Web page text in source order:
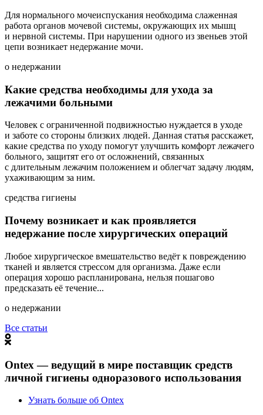
Для нормального мочеиспускания необходима слаженная
работа органов мочевой системы, окружающих их мышц
и нервной системы. При нарушении одного из звеньев этой
цепи возникает недержание мочи.
о недержании
Какие средства необходимы для ухода за
лежачими больными
Человек с ограниченной подвижностью нуждается в уходе
и заботе со стороны близких людей. Данная статья расскажет,
какие средства по уходу помогут улучшить комфорт лежачего
больного, защитят его от осложнений, связанных
с длительным лежачим положением и облегчат задачу людям,
ухаживающим за ним.
cредства гигиены
Почему возникает и как проявляется
недержание после хирургических операций
Любое хирургическое вмешательство ведёт к повреждению
тканей и является стрессом для организма. Даже если
операция хорошо распланирована, нельзя пошагово
предсказать её течение...
о недержании
Все статьи
Ontex — ведущий в мире поставщик средств
личной гигиены одноразового использования
Узнать больше об Ontex